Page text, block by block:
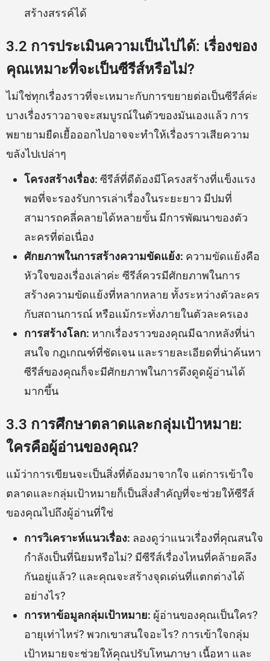
สร้างสรรค์ได้
3.2 การประเมินความเป็นไปได้: เรื่องของ
คุณเหมาะที่จะเป็นซีรีส์หรือไม่?
ไม่ใช่ทุกเรื่องราวที่จะเหมาะกับการขยายต่อเป็นซีรีส์ค่ะ
บางเรื่องราวอาจจะสมบูรณ์ในตัวของมันเองแล้ว การ
พยายามยืดเยื้อออกไปอาจจะทำให้เรื่องราวเสียความ
ขลังไปเปล่าๆ
โครงสร้างเรื่อง: ซีรีส์ที่ดีต้องมีโครงสร้างที่แข็งแรง
พอที่จะรองรับการเล่าเรื่องในระยะยาว มีปมที่
สามารถคลี่คลายได้หลายขั้น มีการพัฒนาของตัว
ละครที่ต่อเนื่อง
ศักยภาพในการสร้างความขัดแย้ง: ความขัดแย้งคือ
หัวใจของเรื่องเล่าค่ะ ซีรีส์ควรมีศักยภาพในการ
สร้างความขัดแย้งที่หลากหลาย ทั้งระหว่างตัวละคร
กับสถานการณ์ หรือแม้กระทั่งภายในตัวละครเอง
การสร้างโลก: หากเรื่องราวของคุณมีฉากหลังที่น่า
สนใจ กฎเกณฑ์ที่ชัดเจน และรายละเอียดที่น่าค้นหา
ซีรีส์ของคุณก็จะมีศักยภาพในการดึงดูดผู้อ่านได้
มากขึ้น
3.3 การศึกษาตลาดและกลุ่มเป้าหมาย:
ใครคือผู้อ่านของคุณ?
แม้ว่าการเขียนจะเป็นสิ่งที่ต้องมาจากใจ แต่การเข้าใจ
ตลาดและกลุ่มเป้าหมายก็เป็นสิ่งสำคัญที่จะช่วยให้ซีรีส์
ของคุณไปถึงผู้อ่านที่ใช่
การวิเคราะห์แนวเรื่อง: ลองดูว่าแนวเรื่องที่คุณสนใจ
กำลังเป็นที่นิยมหรือไม่? มีซีรีส์เรื่องไหนที่คล้ายคลึง
กันอยู่แล้ว? และคุณจะสร้างจุดเด่นที่แตกต่างได้
อย่างไร?
การหาข้อมูลกลุ่มเป้าหมาย: ผู้อ่านของคุณเป็นใคร?
อายุเท่าไหร่? พวกเขาสนใจอะไร? การเข้าใจกลุ่ม
เป้าหมายจะช่วยให้คุณปรับโทนภาษา เนื้อหา และ